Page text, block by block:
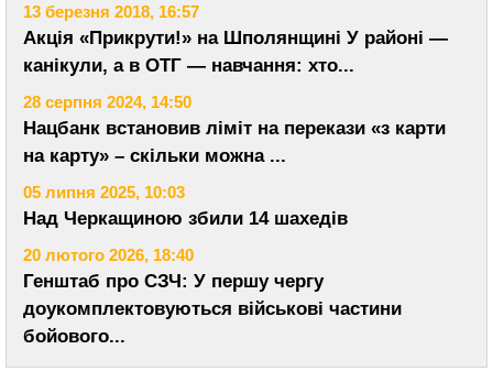
13 березня 2018, 16:57
Акція «Прикрути!» на Шполянщині У районі —
канікули, а в ОТГ — навчання: хто...
28 серпня 2024, 14:50
Нацбанк встановив ліміт на перекази «з карти
на карту» – скільки можна ...
05 липня 2025, 10:03
Над Черкащиною збили 14 шахедів
20 лютого 2026, 18:40
Генштаб про СЗЧ: У першу чергу
доукомплектовуються військові частини
бойового...